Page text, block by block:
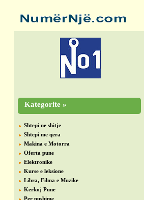
Kategorite »
Shtepi ne shitje
Shtepi me qera
Makina e Motorra
Oferta pune
Elektronike
Kurse e leksione
Libra, Filma e Muzike
Kerkoj Pune
Per pushime